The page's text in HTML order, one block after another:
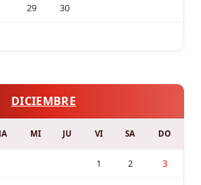
29 30
DICIEMBRE
MI JU VI SA DO
1 2 3